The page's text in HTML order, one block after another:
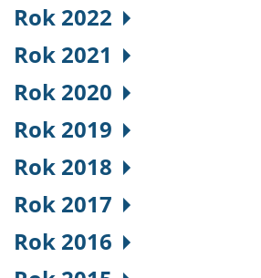
Rok 2022
Rok 2021
Rok 2020
Rok 2019
Rok 2018
Rok 2017
Rok 2016